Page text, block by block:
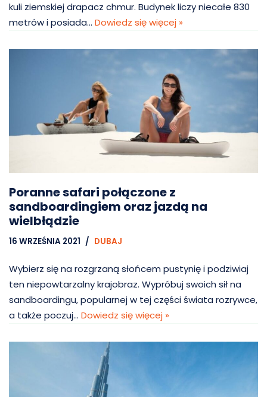
kuli ziemskiej drapacz chmur. Budynek liczy niecałe 830
metrów i posiada… Dowiedz się więcej »
Poranne safari połączone z
sandboardingiem oraz jazdą na
wielbłądzie
16 WRZEŚNIA 2021 DUBAJ
Wybierz się na rozgrzaną słońcem pustynię i podziwiaj
ten niepowtarzalny krajobraz. Wypróbuj swoich sił na
sandboardingu, popularnej w tej części świata rozrywce,
a także poczuj… Dowiedz się więcej »